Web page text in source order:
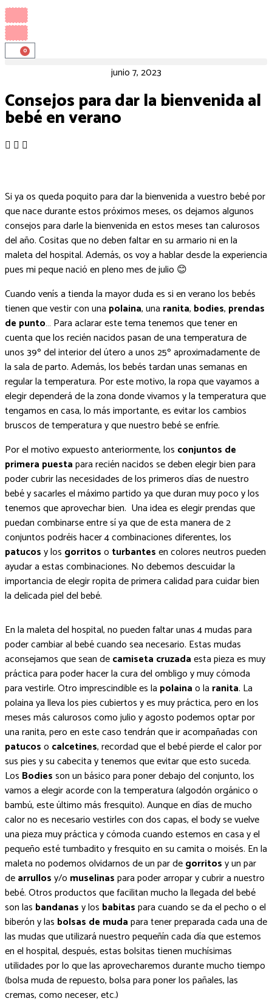
0
junio 7, 2023
Consejos para dar la bienvenida al
bebé en verano
Si ya os queda poquito para dar la bienvenida a vuestro bebé por
que nace durante estos próximos meses, os dejamos algunos
consejos para darle la bienvenida en estos meses tan calurosos
del año. Cositas que no deben faltar en su armario ni en la
maleta del hospital. Además, os voy a hablar desde la experiencia
pues mi peque nació en pleno mes de julio 😊
Cuando venís a tienda la mayor duda es si en verano los bebés
tienen que vestir con una polaina, una ranita, bodies, prendas
de punto… Para aclarar este tema tenemos que tener en
cuenta que los recién nacidos pasan de una temperatura de
unos 39º del interior del útero a unos 25º aproximadamente de
la sala de parto. Además, los bebés tardan unas semanas en
regular la temperatura. Por este motivo, la ropa que vayamos a
elegir dependerá de la zona donde vivamos y la temperatura que
tengamos en casa, lo más importante, es evitar los cambios
bruscos de temperatura y que nuestro bebé se enfríe.
Por el motivo expuesto anteriormente, los conjuntos de
primera puestapara recién nacidos se deben elegir bien para
poder cubrir las necesidades de los primeros días de nuestro
bebé y sacarles el máximo partido ya que duran muy poco y los
tenemos que aprovechar bien. Una idea es elegir prendas que
puedan combinarse entre sí ya que de esta manera de 2
conjuntos podréis hacer 4 combinaciones diferentes, los
patucosy los gorritoso turbantesen colores neutros pueden
ayudar a estas combinaciones. No debemos descuidar la
importancia de elegir ropita de primera calidad para cuidar bien
la delicada piel del bebé.
En la maleta del hospital, no pueden faltar unas 4 mudas para
poder cambiar al bebé cuando sea necesario. Estas mudas
aconsejamos que sean decamiseta cruzadaesta pieza es muy
práctica para poder hacer la cura del ombligo y muy cómoda
para vestirle. Otro imprescindible es la polainao la ranita. La
polaina ya lleva los pies cubiertos y es muy práctica, pero en los
meses más calurosos como julio y agosto podemos optar por
una ranita, pero en este caso tendrán que ir acompañadas con
patucoso calcetines, recordad que el bebé pierde el calor por
sus pies y su cabecita y tenemos que evitar que esto suceda.
Los Bodiesson un básico para poner debajo del conjunto, los
vamos a elegir acorde con la temperatura (algodón orgánico o
bambú, este último más fresquito). Aunque en días de mucho
calor no es necesario vestirles con dos capas, el body se vuelve
una pieza muy práctica y cómoda cuando estemos en casa y el
pequeño esté tumbadito y fresquito en su camita o moisés. En la
maleta no podemos olvidarnos de un par degorritosy un par
dearrullosy/o muselinaspara poder arropar y cubrir a nuestro
bebé. Otros productos que facilitan mucho la llegada del bebé
son las bandanasy los babitaspara cuando se da el pecho o el
biberón y las bolsas de mudapara tener preparada cada una de
las mudas que utilizará nuestro pequeñín cada día que estemos
en el hospital, después, estas bolsitas tienen muchísimas
utilidades por lo que las aprovecharemos durante mucho tiempo
(bolsa muda de repuesto, bolsa para poner los pañales, las
cremas, como neceser, etc.)